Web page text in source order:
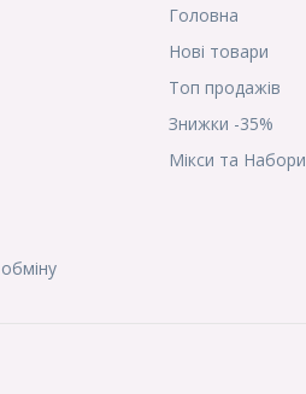
Головна
Нові товари
Топ продажів
Знижки -35%
Мікси та Набори